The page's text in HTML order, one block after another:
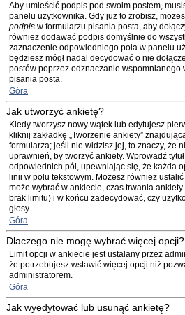
Aby umieścić podpis pod swoim postem,
panelu użytkownika. Gdy już to zrobisz,
podpis w formularzu pisania posta, aby
również dodawać podpis domyślnie do
zaznaczenie odpowiedniego pola w panelu
będziesz mógł nadal decydować o nie
postów poprzez odznaczanie wspomnianego
pisania posta.
Góra
Jak utworzyć ankietę?
Kiedy tworzysz nowy wątek lub edytujesz
kliknij zakładkę „Tworzenie ankiety”
formularza; jeśli nie widzisz jej, to znaczy, że
uprawnień, by tworzyć ankiety. Wprowadź
odpowiednich pól, upewniając się, że każda
linii w polu tekstowym. Możesz również
może wybrać w ankiecie, czas trwania
brak limitu) i w końcu zadecydować, czy
głosy.
Góra
Dlaczego nie mogę wybrać więcej opcji?
Limit opcji w ankiecie jest ustalany przez
że potrzebujesz wstawić więcej opcji niż
administratorem.
Góra
Jak wyedytować lub usunąć ankietę?